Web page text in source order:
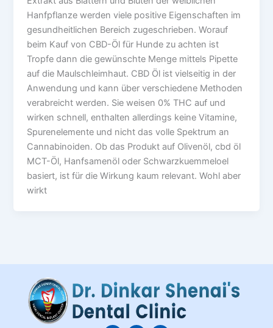
Hanfpflanze werden viele positive Eigenschaften im
gesundheitlichen Bereich zugeschrieben. Worauf
beim Kauf von CBD-Öl für Hunde zu achten ist
Tropfe dann die gewünschte Menge mittels Pipette
auf die Maulschleimhaut. CBD Öl ist vielseitig in der
Anwendung und kann über verschiedene Methoden
verabreicht werden. Sie weisen 0% THC auf und
wirken schnell, enthalten allerdings keine Vitamine,
Spurenelemente und nicht das volle Spektrum an
Cannabinoiden. Ob das Produkt auf Olivenöl, cbd öl
MCT-Öl, Hanfsamenöl oder Schwarzkuemmeloel
basiert, ist für die Wirkung kaum relevant. Wohl aber
wirkt